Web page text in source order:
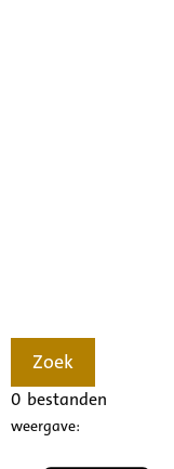
Zoek
0 bestanden
weergave: